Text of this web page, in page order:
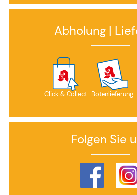
Abholung |
Click & Collect Botenlieferung
Folgen Sie